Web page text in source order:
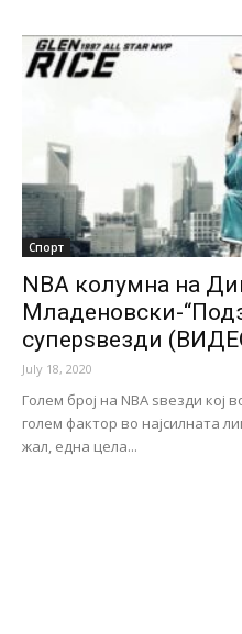
Спорт
NBA колумна на
Младеновски-
суперѕвезди
July 18, 2020
Голем број на NBA ѕвезди кој
голем фактор во најсилната
жал, една цела...